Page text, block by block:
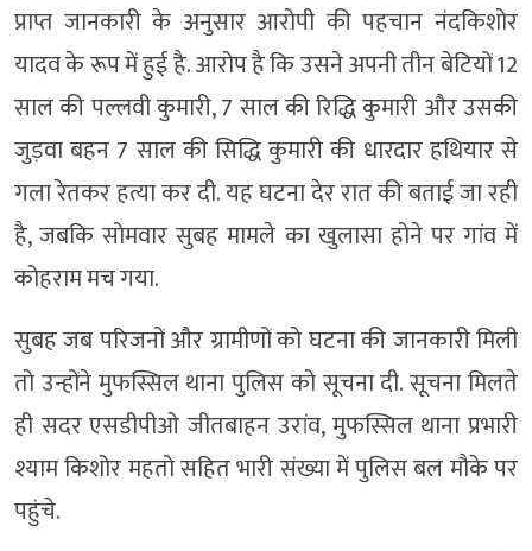
प्राप्त जानकारी के अनुसार आरोपी की पहचान नंदकिशोर
यादव के रूप में हुई है. आरोप है कि उसने अपनी तीन बेटियों 12
साल की पल्लवी कुमारी, 7 साल की रिद्धि कुमारी और उसकी
जुड़वा बहन 7 साल की सिद्धि कुमारी की धारदार हथियार से
गला रेतकर हत्या कर दी. यह घटना देर रात की बताई जा रही
है, जबकि सोमवार सुबह मामले का खुलासा होने पर गांव में
कोहराम मच गया.
सुबह जब परिजनों और ग्रामीणों को घटना की जानकारी मिली
तो उन्होंने मुफस्सिल थाना पुलिस को सूचना दी. सूचना मिलते
ही सदर एसडीपीओ जीतबाहन उरांव, मुफस्सिल थाना प्रभारी
श्याम किशोर महतो सहित भारी संख्या में पुलिस बल मौके पर
पहुंचे.